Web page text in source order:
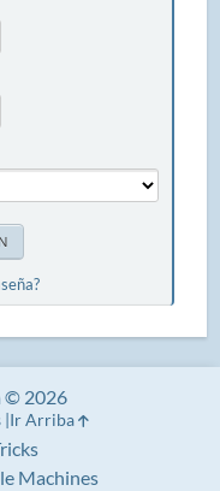
Machines
© 2026
Ir Arriba